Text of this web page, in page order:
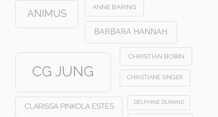
ANIMUS
ANNE BARING
BARBARA HANNAH
CG JUNG
CHRISTIAN BOBIN
CHRISTIANE SINGER
CLARISSA PINKOLA ESTES DELPHINE DURAND